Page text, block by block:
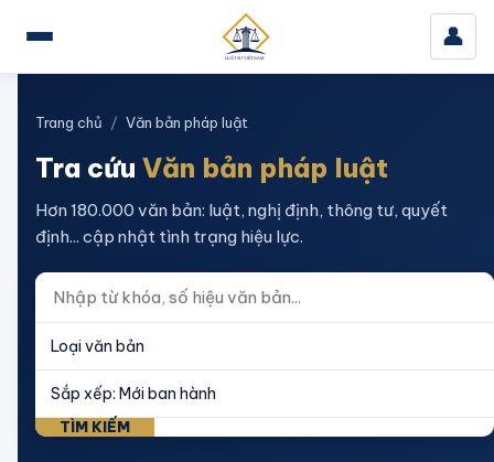
👤
Trang chủ / Văn bản pháp luật
Tra cứu Văn bản pháp luật
Hơn 180.000 văn bản: luật, nghị định, thông tư, quyết
định... cập nhật tình trạng hiệu lực.
TÌM KIẾM